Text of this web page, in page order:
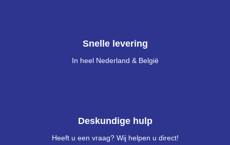
Snelle levering
In heel Nederland & België
Deskundige hulp
Heeft u een vraag? Wij helpen u direct!